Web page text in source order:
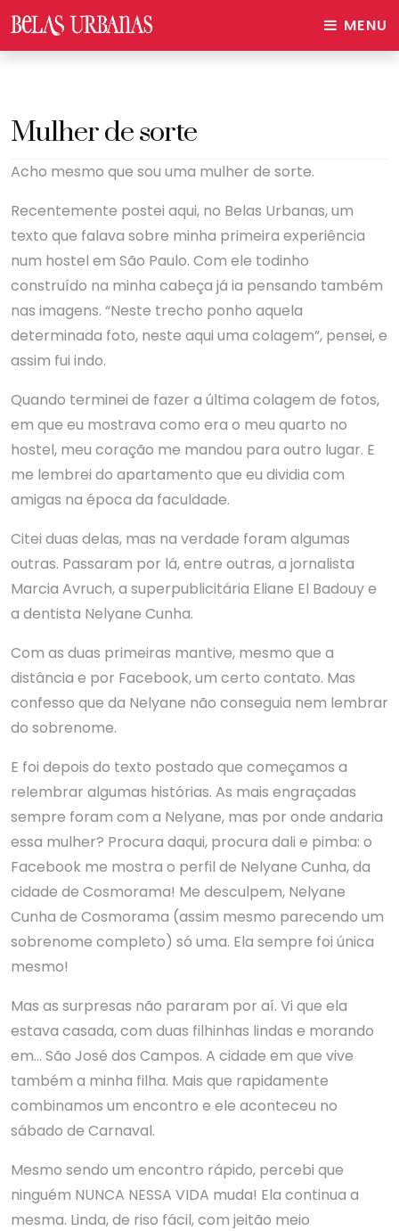
MENU
Mulher de sorte
Acho mesmo que sou uma mulher de sorte.
Recentemente postei aqui, no Belas Urbanas, um
texto que falava sobre minha primeira experiência
num hostel em São Paulo. Com ele todinho
construído na minha cabeça já ia pensando também
nas imagens. “Neste trecho ponho aquela
determinada foto, neste aqui uma colagem”, pensei, e
assim fui indo.
Quando terminei de fazer a última colagem de fotos,
em que eu mostrava como era o meu quarto no
hostel, meu coração me mandou para outro lugar. E
me lembrei do apartamento que eu dividia com
amigas na época da faculdade.
Citei duas delas, mas na verdade foram algumas
outras. Passaram por lá, entre outras, a jornalista
Marcia Avruch, a superpublicitária Eliane El Badouy e
a dentista Nelyane Cunha.
Com as duas primeiras mantive, mesmo que a
distância e por Facebook, um certo contato. Mas
confesso que da Nelyane não conseguia nem lembrar
do sobrenome.
E foi depois do texto postado que começamos a
relembrar algumas histórias. As mais engraçadas
sempre foram com a Nelyane, mas por onde andaria
essa mulher? Procura daqui, procura dali e pimba: o
Facebook me mostra o perfil de Nelyane Cunha, da
cidade de Cosmorama! Me desculpem, Nelyane
Cunha de Cosmorama (assim mesmo parecendo um
sobrenome completo) só uma. Ela sempre foi única
mesmo!
Mas as surpresas não pararam por aí. Vi que ela
estava casada, com duas filhinhas lindas e morando
em… São José dos Campos. A cidade em que vive
também a minha filha. Mais que rapidamente
combinamos um encontro e ele aconteceu no
sábado de Carnaval.
Mesmo sendo um encontro rápido, percebi que
ninguém NUNCA NESSA VIDA muda! Ela continua a
mesma. Linda, de riso fácil, com jeitão meio